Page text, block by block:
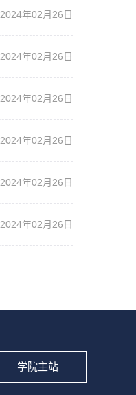
2024年02月26日
2024年02月26日
2024年02月26日
2024年02月26日
2024年02月26日
2024年02月26日
学院主站